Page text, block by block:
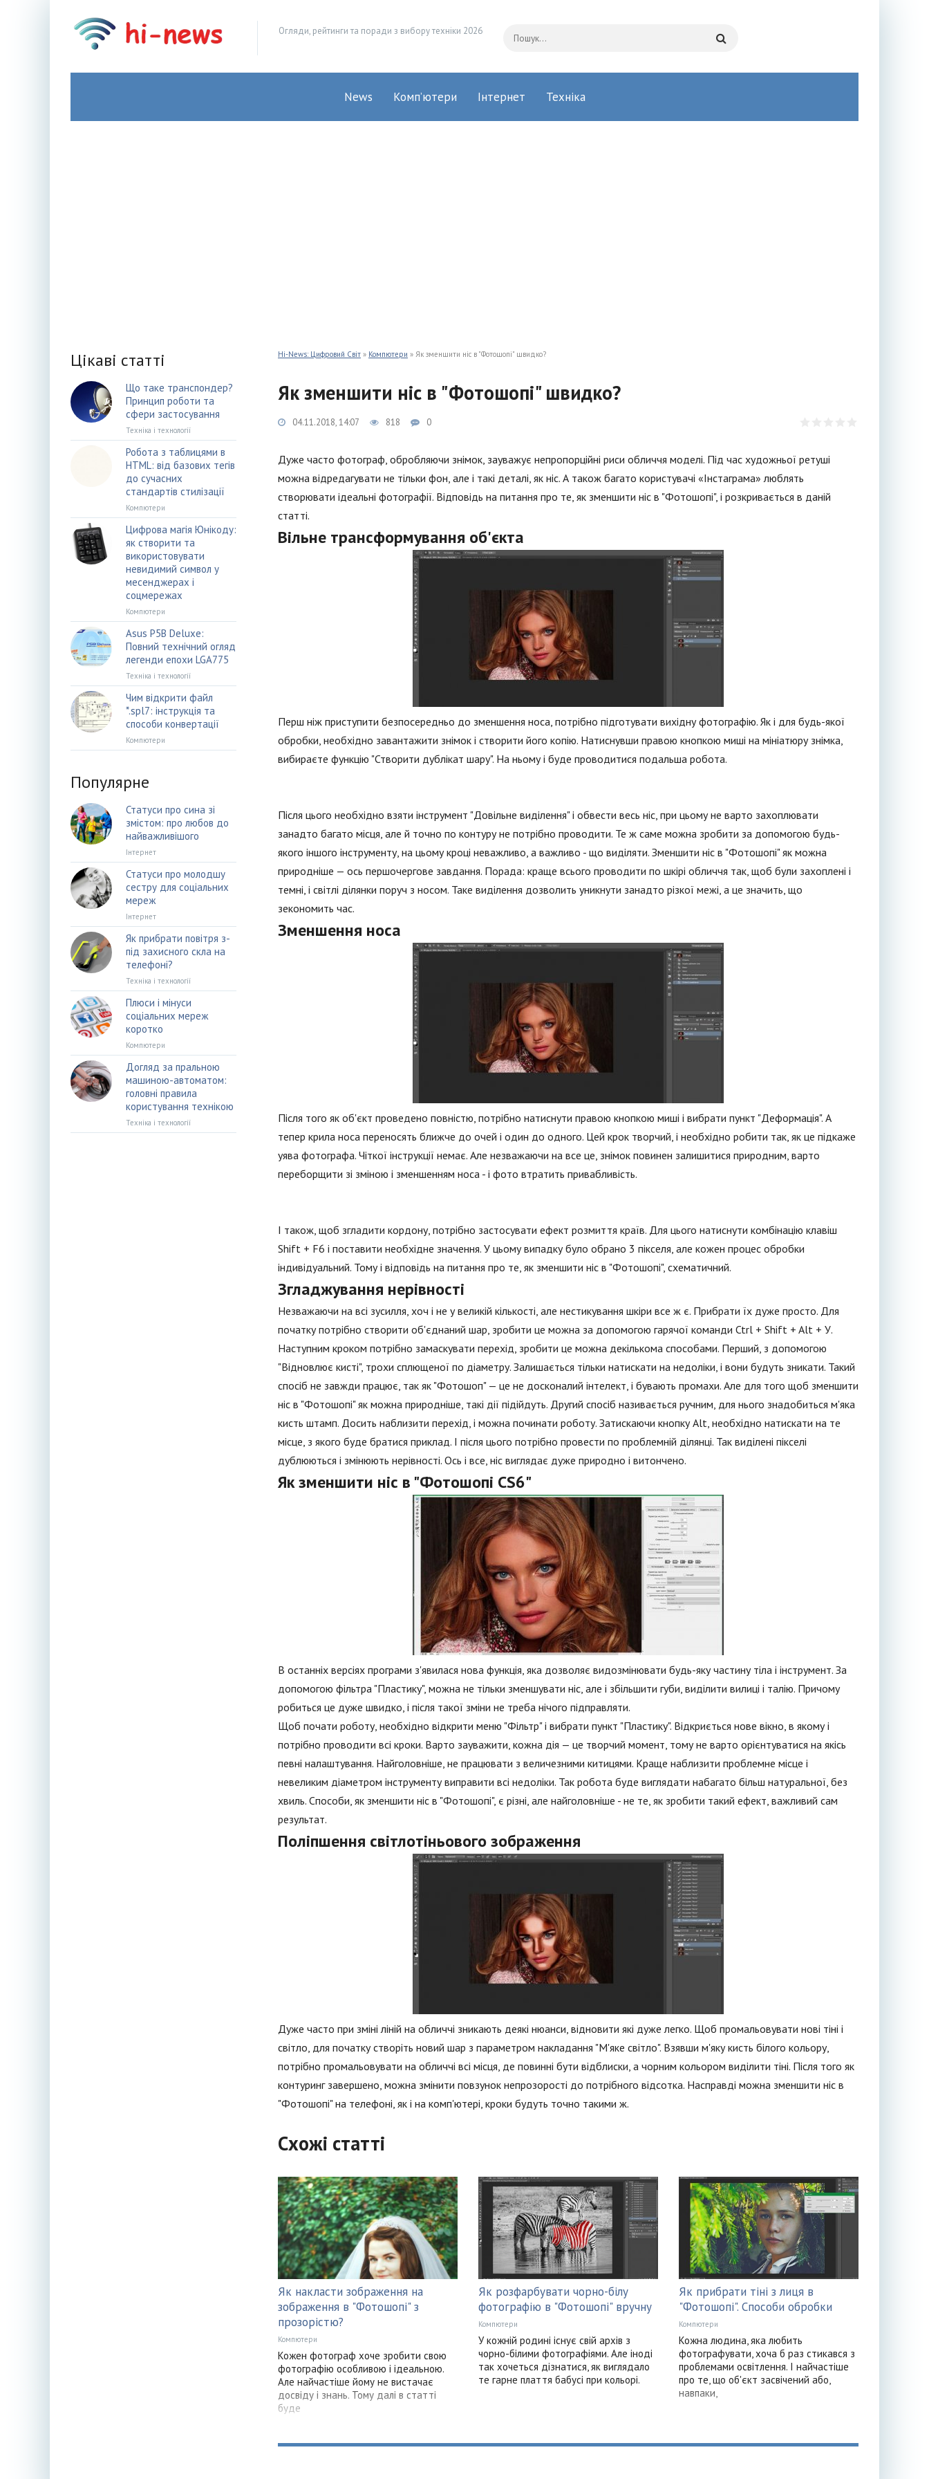
Огляди, рейтинги та поради з вибору техніки 2026
News Комп’ютери Інтернет Техніка
Hi-News: Цифровий Світ » Компютери » Як зменшити ніс в "Фотошопі" швидко?
Як зменшити ніс в "Фотошопі" швидко?
04.11.2018, 14:07 818 0
Дуже часто фотограф, обробляючи знімок, зауважує непропорційні риси обличчя моделі. Під час художньої ретуші
можна відредагувати не тільки фон, але і такі деталі, як ніс. А також багато користувачі «Інстаграма» люблять
створювати ідеальні фотографії. Відповідь на питання про те, як зменшити ніс в "Фотошопі", і розкривається в даній
статті.
Вільне трансформування об'єкта
Перш ніж приступити безпосередньо до зменшення носа, потрібно підготувати вихідну фотографію. Як і для будь-якої
обробки, необхідно завантажити знімок і створити його копію. Натиснувши правою кнопкою миші на мініатюру знімка,
вибираєте функцію "Створити дублікат шару". На ньому і буде проводитися подальша робота.
Після цього необхідно взяти інструмент "Довільне виділення" і обвести весь ніс, при цьому не варто захоплювати
занадто багато місця, але й точно по контуру не потрібно проводити. Те ж саме можна зробити за допомогою будь-
якого іншого інструменту, на цьому кроці неважливо, а важливо - що виділяти. Зменшити ніс в "Фотошопі" як можна
природніше — ось першочергове завдання. Порада: краще всього проводити по шкірі обличчя так, щоб були захоплені і
темні, і світлі ділянки поруч з носом. Таке виділення дозволить уникнути занадто різкої межі, а це значить, що
зекономить час.
Зменшення носа
Після того як об'єкт проведено повністю, потрібно натиснути правою кнопкою миші і вибрати пункт "Деформація". А
тепер крила носа переносять ближче до очей і один до одного. Цей крок творчий, і необхідно робити так, як це підкаже
уява фотографа. Чіткої інструкції немає. Але незважаючи на все це, знімок повинен залишитися природним, варто
переборщити зі зміною і зменшенням носа - і фото втратить привабливість.
І також, щоб згладити кордону, потрібно застосувати ефект розмиття країв. Для цього натиснути комбінацію клавіш
Shift + F6 і поставити необхідне значення. У цьому випадку було обрано 3 пікселя, але кожен процес обробки
індивідуальний. Тому і відповідь на питання про те, як зменшити ніс в "Фотошопі", схематичний.
Згладжування нерівності
Незважаючи на всі зусилля, хоч і не у великій кількості, але нестикування шкіри все ж є. Прибрати їх дуже просто. Для
початку потрібно створити об'єднаний шар, зробити це можна за допомогою гарячої команди Ctrl + Shift + Alt + У.
Наступним кроком потрібно замаскувати перехід, зробити це можна декількома способами. Перший, з допомогою
"Відновлює кисті", трохи сплющеної по діаметру. Залишається тільки натискати на недоліки, і вони будуть зникати. Такий
спосіб не завжди працює, так як "Фотошоп" — це не досконалий інтелект, і бувають промахи. Але для того щоб зменшити
ніс в "Фотошопі" як можна природніше, такі дії підійдуть. Другий спосіб називається ручним, для нього знадобиться м'яка
кисть штамп. Досить наблизити перехід, і можна починати роботу. Затискаючи кнопку Alt, необхідно натискати на те
місце, з якого буде братися приклад. І після цього потрібно провести по проблемній ділянці. Так виділені пікселі
дублюються і змінюють нерівності. Ось і все, ніс виглядає дуже природно і витончено.
Як зменшити ніс в "Фотошопі CS6"
В останніх версіях програми з'явилася нова функція, яка дозволяє видозмінювати будь-яку частину тіла і інструмент. За
допомогою фільтра "Пластику", можна не тільки зменшувати ніс, але і збільшити губи, виділити вилиці і талію. Причому
робиться це дуже швидко, і після такої зміни не треба нічого підправляти.
Щоб почати роботу, необхідно відкрити меню "Фільтр" і вибрати пункт "Пластику". Відкриється нове вікно, в якому і
потрібно проводити всі кроки. Варто зауважити, кожна дія — це творчий момент, тому не варто орієнтуватися на якісь
певні налаштування. Найголовніше, не працювати з величезними китицями. Краще наблизити проблемне місце і
невеликим діаметром інструменту виправити всі недоліки. Так робота буде виглядати набагато більш натуральної, без
хвиль. Способи, як зменшити ніс в "Фотошопі", є різні, але найголовніше - не те, як зробити такий ефект, важливий сам
результат.
Поліпшення світлотіньового зображення
Дуже часто при зміні ліній на обличчі зникають деякі нюанси, відновити які дуже легко. Щоб промальовувати нові тіні і
світло, для початку створіть новий шар з параметром накладання "М'яке світло". Взявши м'яку кисть білого кольору,
потрібно промальовувати на обличчі всі місця, де повинні бути відблиски, а чорним кольором виділити тіні. Після того як
контуринг завершено, можна змінити повзунок непрозорості до потрібного відсотка. Насправді можна зменшити ніс в
"Фотошопі" на телефоні, як і на комп'ютері, кроки будуть точно такими ж.
Схожі статті
Як накласти зображення на
зображення в "Фотошопі" з
прозорістю?
Компютери
Кожен фотограф хоче зробити свою
фотографію особливою і ідеальною.
Але найчастіше йому не вистачає
досвіду і знань. Тому далі в статті
буде
Як розфарбувати чорно-білу
фотографію в "Фотошопі" вручну
Компютери
У кожній родині існує свій архів з
чорно-білими фотографіями. Але іноді
так хочеться дізнатися, як виглядало
те гарне плаття бабусі при кольорі.
Як прибрати тіні з лиця в
"Фотошопі". Способи обробки
Компютери
Кожна людина, яка любить
фотографувати, хоча б раз стикався з
проблемами освітлення. І найчастіше
про те, що об'єкт засвічений або,
навпаки,
Цікаві статті
Що таке транспондер?
Принцип роботи та
сфери застосування
Техніка і технології
Робота з таблицями в
HTML: від базових тегів
до сучасних
стандартів стилізації
Компютери
Цифрова магія Юнікоду:
як створити та
використовувати
невидимий символ у
месенджерах і
соцмережах
Компютери
Asus P5B Deluxe:
Повний технічний огляд
легенди епохи LGA775
Техніка і технології
Чим відкрити файл
*.spl7: інструкція та
способи конвертації
Компютери
Популярне
Статуси про сина зі
змістом: про любов до
найважливішого
Інтернет
Статуси про молодшу
сестру для соціальних
мереж
Інтернет
Як прибрати повітря з-
під захисного скла на
телефоні?
Техніка і технології
Плюси і мінуси
соціальних мереж
коротко
Компютери
Догляд за пральною
машиною-автоматом:
головні правила
користування технікою
Техніка і технології